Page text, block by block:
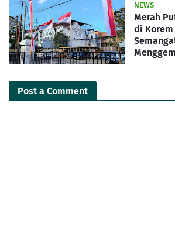
NEWS
Merah
di
Post a Comment